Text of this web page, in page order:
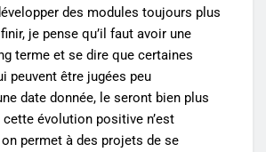
des modules toujours plus
je pense qu’il faut avoir une
terme et se dire que certaines
peuvent être jugées peu
date donnée, le seront bien plus
évolution positive n’est
permet à des projets de se